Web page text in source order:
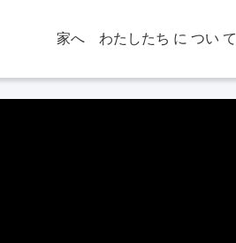
家へ わたしたち に つい て